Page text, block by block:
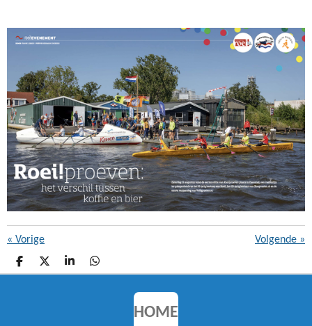
« Vorige Volgende »
D
E
D
E
S
H
D
E
HOME